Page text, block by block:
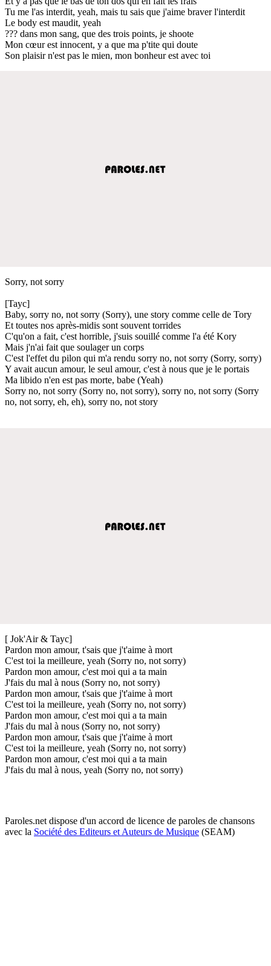
Tu me l'as interdit, yeah, mais tu sais que j'aime braver l'interdit
Le body est maudit, yeah
??? dans mon sang, que des trois points, je shoote
Mon cœur est innocent, y a que ma p'tite qui doute
Son plaisir n'est pas le mien, mon bonheur est avec toi
Sorry, not sorry
[Tayc]
Baby, sorry no, not sorry (Sorry), une story comme celle de Tory
Et toutes nos après-midis sont souvent torrides
C'qu'on a fait, c'est horrible, j'suis souillé comme l'a été Kory
Mais j'n'ai fait que soulager un corps
C'est l'effet du pilon qui m'a rendu sorry no, not sorry (Sorry, sorry)
Y avait aucun amour, le seul amour, c'est à nous que je le portais
Ma libido n'en est pas morte, babe (Yeah)
Sorry no, not sorry (Sorry no, not sorry), sorry no, not sorry (Sorry
no, not sorry, eh, eh), sorry no, not story
[ Jok'Air & Tayc]
Pardon mon amour, t'sais que j't'aime à mort
C'est toi la meilleure, yeah (Sorry no, not sorry)
Pardon mon amour, c'est moi qui a ta main
J'fais du mal à nous (Sorry no, not sorry)
Pardon mon amour, t'sais que j't'aime à mort
C'est toi la meilleure, yeah (Sorry no, not sorry)
Pardon mon amour, c'est moi qui a ta main
J'fais du mal à nous (Sorry no, not sorry)
Pardon mon amour, t'sais que j't'aime à mort
C'est toi la meilleure, yeah (Sorry no, not sorry)
Pardon mon amour, c'est moi qui a ta main
J'fais du mal à nous, yeah (Sorry no, not sorry)
Paroles.net dispose d'un accord de licence de paroles de chansons
avec la Société des Editeurs et Auteurs de Musique (SEAM)